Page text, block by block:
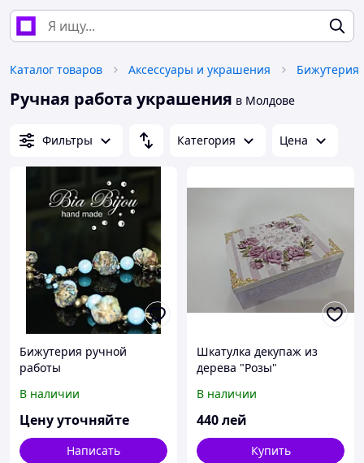
Каталог товаров Аксессуары и украшения Бижутерия
Ручная работа украшения в Молдове
Фильтры Категория Цена
Бижутерия ручной
работы
В наличии
Цену уточняйте
Написать
Шкатулка декупаж из
дерева "Розы"
В наличии
440лей
Купить